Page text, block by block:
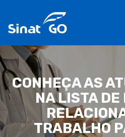
CONHEÇA AS
NA LISTA DE
TRABALHO